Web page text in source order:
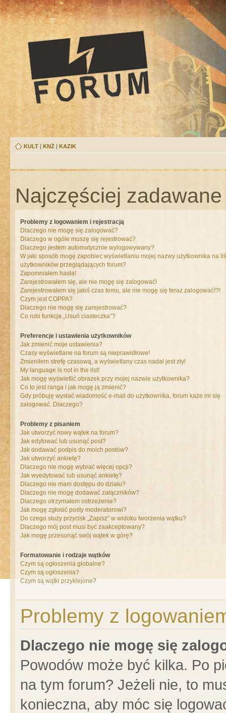
KULT | KNŻ | KAZIK
Najczęściej
Problemy z logowaniem i rejestracją
Dlaczego nie mogę się zalogować?
Dlaczego w ogóle muszę się rejestrować?
Dlaczego jestem automatycznie wylogowywany?
W jaki sposób mogę zapobiec wyświetlaniu mojej nazwy użytkownika na
użytkowników przeglądających forum?
Zapomniałem hasła!
Zarejestrowałem się, ale nie mogę się zalogować!
Zarejestrowałem się jakiś czas temu, ale nie mogę się teraz zalogować!?!
Czym jest COPPA?
Dlaczego nie mogę się zarejestrować?
Co robi funkcja „Usuń ciasteczka”?
Preferencje i ustawienia użytkowników
Jak zmienić moje ustawienia?
Czasy wyświetlane na forum są nieprawidłowe!
Zmieniłem strefę czasową, a wyświetlany czas nadal jest zły!
My language is not in the list!
Jak mogę wyświetlić obrazek przy mojej nazwie użytkownika?
Co to jest ranga i jak mogę ją zmienić?
Gdy próbuję wysłać wiadomość e-mail do użytkownika, forum każe mi się
zalogować. Dlaczego?
Problemy z pisaniem
Jak utworzyć nowy wątek na forum?
Jak edytować lub usunąć post?
Jak dodawać podpis do moich postów?
Jak utworzyć ankietę?
Dlaczego nie mogę wybrać więcej opcji?
Jak wyedytować lub usunąć ankietę?
Dlaczego nie mam dostępu do działu?
Dlaczego nie mogę dodawać załączników?
Dlaczego otrzymałem ostrzeżenie?
Jak mogę zgłosić posty moderatorowi?
Do czego służy przycisk „Zapisz” w widoku tworzenia wątku?
Dlaczego mój post musi być zaakceptowany?
Jak mogę przesunąć swój wątek w górę?
Formatowanie i rodzaje wątków
Czym są ogłoszenia globalne?
Czym są ogłoszenia?
Czym są wątki przyklejone?
Problemy z
Dlaczego nie mogę się
Powodów może być kilka. Po
na tym forum? Jeżeli nie, to
konieczna, aby móc się